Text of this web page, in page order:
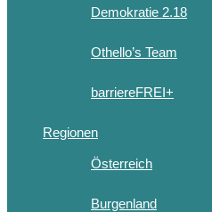
Demokratie 2.18
Othello’s Team
barriereFREI+
Regionen
Österreich
Burgenland